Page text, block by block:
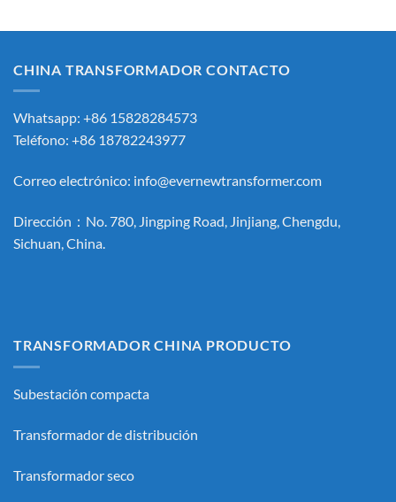
CHINA TRANSFORMADOR CONTACTO
Whatsapp: +86 15828284573
Teléfono: +86 18782243977
Correo electrónico: info@evernewtransformer.com
Dirección：No. 780, Jingping Road, Jinjiang, Chengdu,
Sichuan, China.
TRANSFORMADOR CHINA PRODUCTO
Subestación compacta
Transformador de distribución
Transformador seco